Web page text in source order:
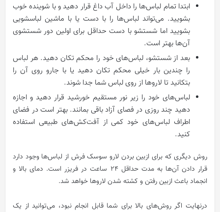
ابتدا تمام لباس‌ها را داخل آب داغ قرار دهید و با شوینده‌ خوب
بشویید. می‌تواند لباس‌ها را با دست یا با ماشین لباسشویی
بشویید اما شستشو با دست حداقل برای اولین دور شستشوی
آن‌ها بهتر است.
بعد از شستشو، لباس‌های خود را محکم تکان دهید. هر لباس
را چندین بار خیلی محکم تکان دهید یا با جارو روی آن را
بتکانید تا لاروها از روی لباس شما جدا شوند.
لباس‌های خود را زیر نور مستقیم خورشید قرار دهید و اجازه
دهید چند روزی در فصای آزاد باقی بمانند. بهتر است در فضای
اطراف لباس‌های خود کمی از آفت‌کش‌های طبیعی استفاده
کنید.
روش دیگری که برای ازبین بردن لارو سوسک فرش از لباس‌ها وجود دارد
قرار دادن آن‌ها به مدت حداقل 24 ساعت در فریزر است. دمای بالا و
انجماد باعث ازبین رفتن و کشته شدن لاروها خواهد شد.
درنهایت اگر روش‌های بالا برای شما قابل انجام نبود، می‌توانید از یک